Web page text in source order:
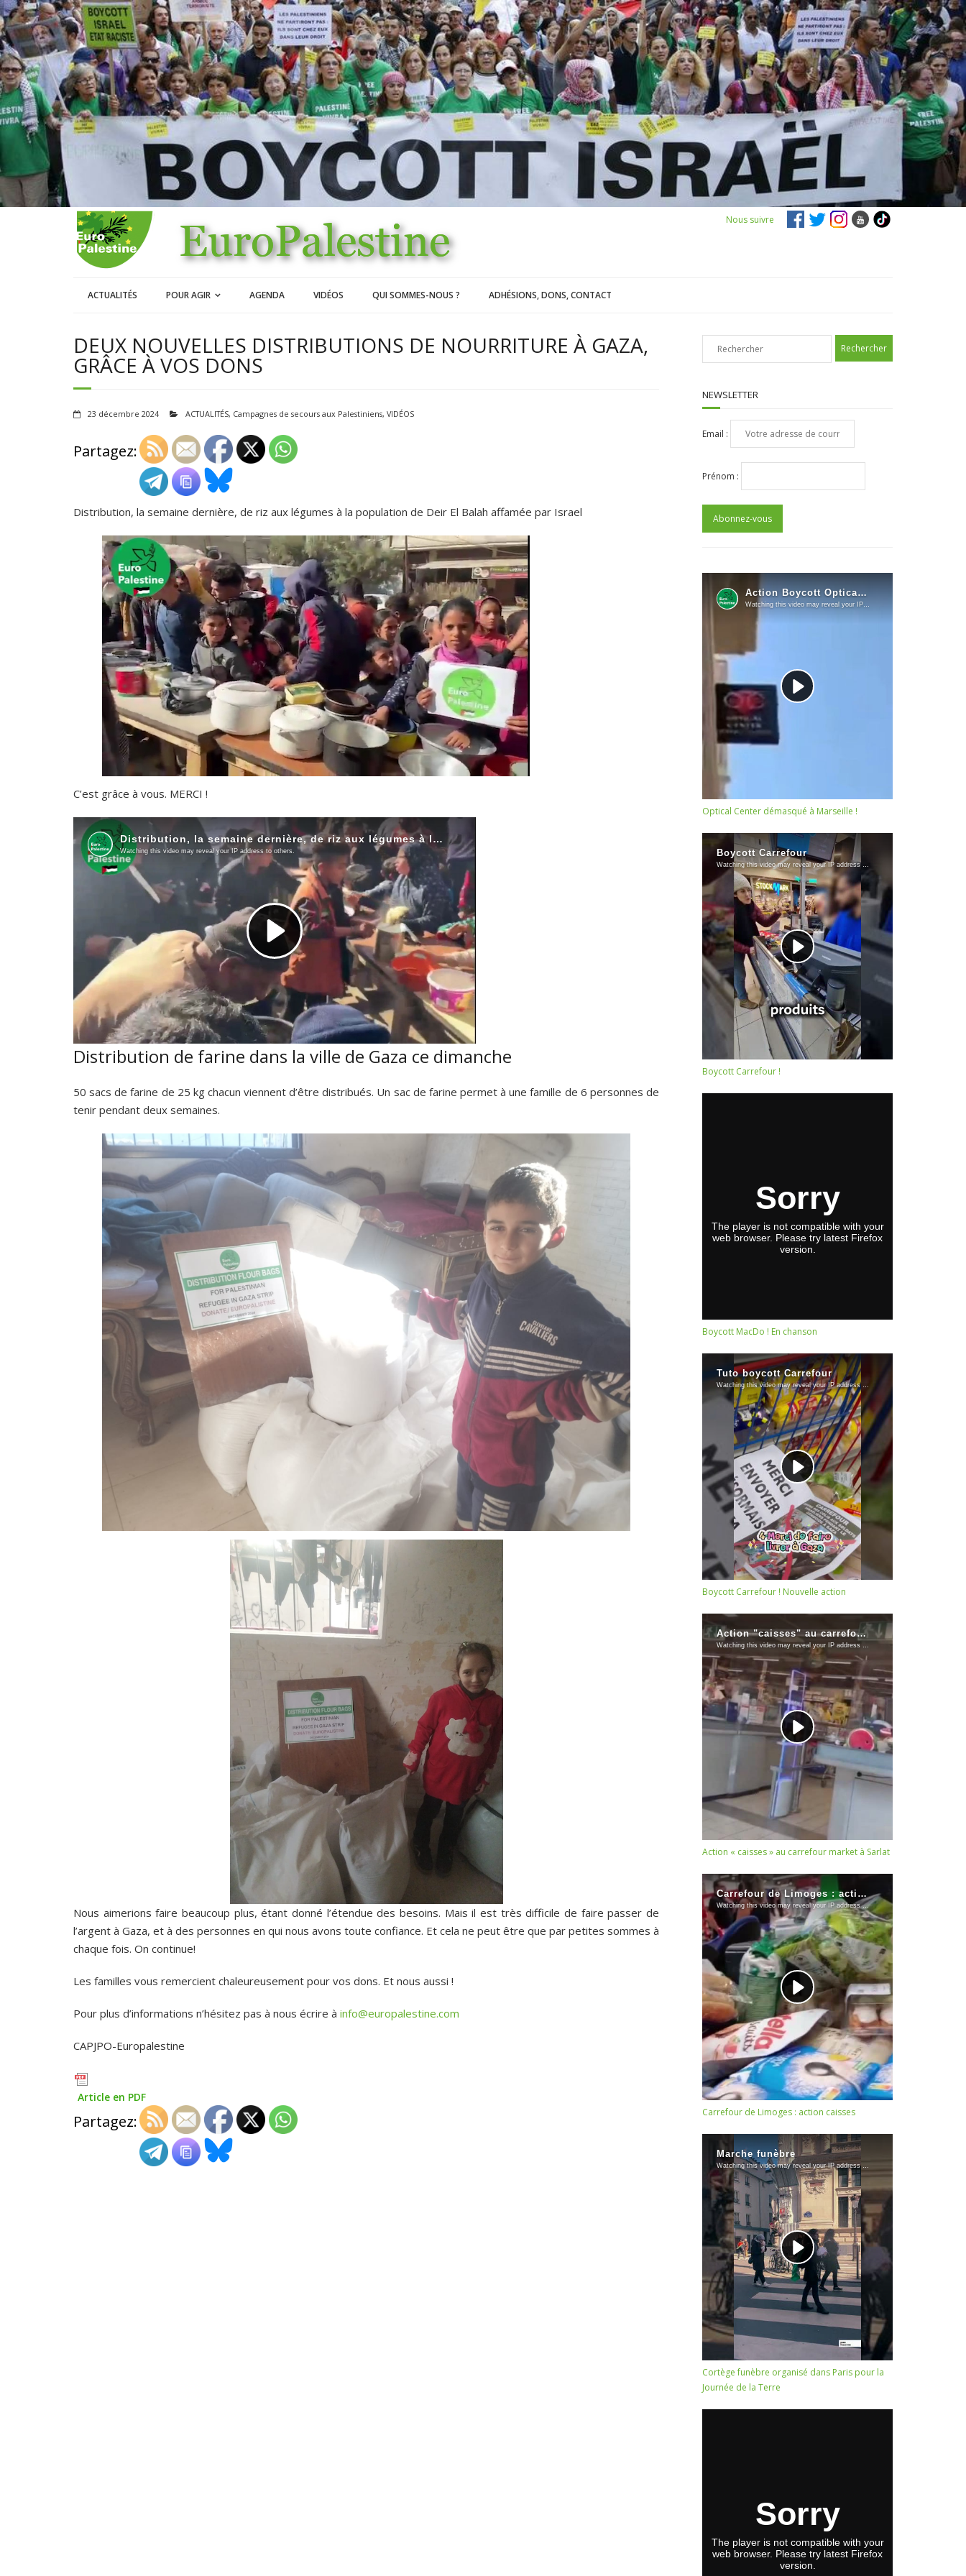
Nous suivre
ACTUALITÉS POUR AGIR AGENDA VIDÉOS QUI SOMMES-NOUS ? ADHÉSIONS, DONS, CONTACT
DEUX NOUVELLES DISTRIBUTIONS DE NOURRITURE À GAZA,
GRÂCE À VOS DONS
23 décembre 2024 ACTUALITÉS, Campagnes de secours aux Palestiniens, VIDÉOS
Partagez:
Distribution, la semaine dernière, de riz aux légumes à la population de Deir El Balah affamée par Israel
C’est grâce à vous. MERCI !
Distribution de farine dans la ville de Gaza ce dimanche
50 sacs de farine de 25 kg chacun viennent d’être distribués. Un sac de farine permet à une famille de 6 personnes de
tenir pendant deux semaines.
Nous aimerions faire beaucoup plus, étant donné l’étendue des besoins. Mais il est très difficile de faire passer de
l’argent à Gaza, et à des personnes en qui nous avons toute confiance. Et cela ne peut être que par petites sommes à
chaque fois. On continue!
Les familles vous remercient chaleureusement pour vos dons. Et nous aussi !
Pour plus d’informations n’hésitez pas à nous écrire à info@europalestine.com
CAPJPO-Europalestine
Article en PDF
Partagez:
NEWSLETTER
Email :
Prénom :
Optical Center démasqué à Marseille !
Boycott Carrefour !
Boycott MacDo ! En chanson
Boycott Carrefour ! Nouvelle action
Action « caisses » au carrefour market à Sarlat
Carrefour de Limoges : action caisses
Cortège funèbre organisé dans Paris pour la
Journée de la Terre